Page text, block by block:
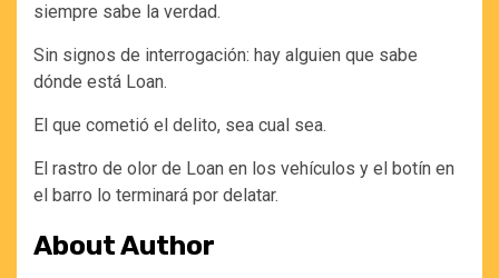
siempre sabe la verdad.
Sin signos de interrogación: hay alguien que sabe
dónde está Loan.
El que cometió el delito, sea cual sea.
El rastro de olor de Loan en los vehículos y el botín en
el barro lo terminará por delatar.
About Author